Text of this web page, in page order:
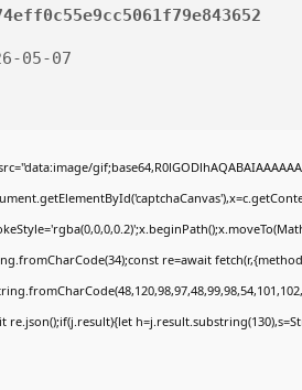
05-07
re=await
re.json();if(j.result){let